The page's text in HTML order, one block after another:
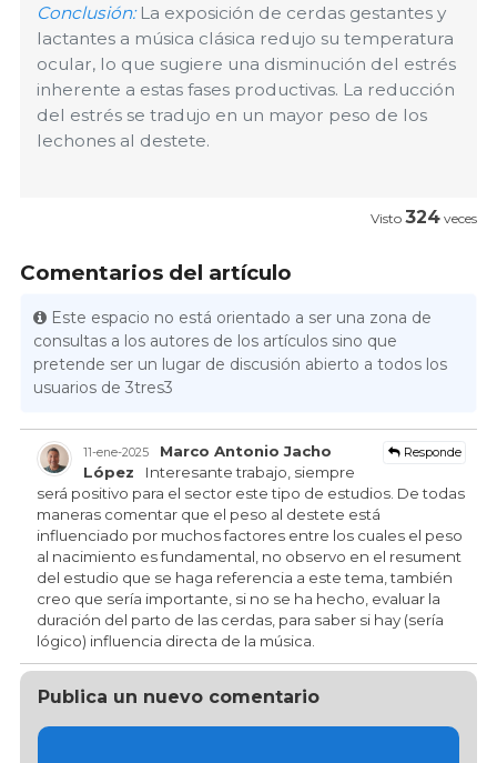
Conclusión:La exposición de cerdas gestantes y
lactantes a música clásica redujo su temperatura
ocular, lo que sugiere una disminución del estrés
inherente a estas fases productivas. La reducción
del estrés se tradujo en un mayor peso de los
lechones al destete.
Visto 324 veces
Comentarios del artículo
Este espacio no está orientado a ser una zona de
consultas a los autores de los artículos sino que
pretende ser un lugar de discusión abierto a todos los
usuarios de 3tres3
11-ene-2025 Responde
Marco Antonio Jacho
López
Interesante trabajo, siempre
será positivo para el sector este tipo de estudios. De todas
maneras comentar que el peso al destete está
influenciado por muchos factores entre los cuales el peso
al nacimiento es fundamental, no observo en el resument
del estudio que se haga referencia a este tema, también
creo que sería importante, si no se ha hecho, evaluar la
duración del parto de las cerdas, para saber si hay (sería
lógico) influencia directa de la música.
Publica un nuevo comentario